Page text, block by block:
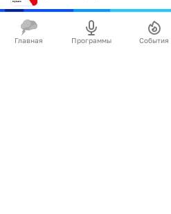
Главная Программы События